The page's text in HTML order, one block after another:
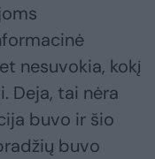
nesuvokia, kokį
Deja, tai nėra
buvo ir šio
buvo